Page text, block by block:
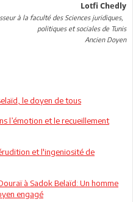
Lotfi Chedly
à la faculté des Sciences juridiques,
politiques et sociales de Tunis
Ancien Doyen
le doyen de tous
l’émotion et le recueillement
et l'ingeniosité de
à Sadok Belaïd: Un homme
engagé